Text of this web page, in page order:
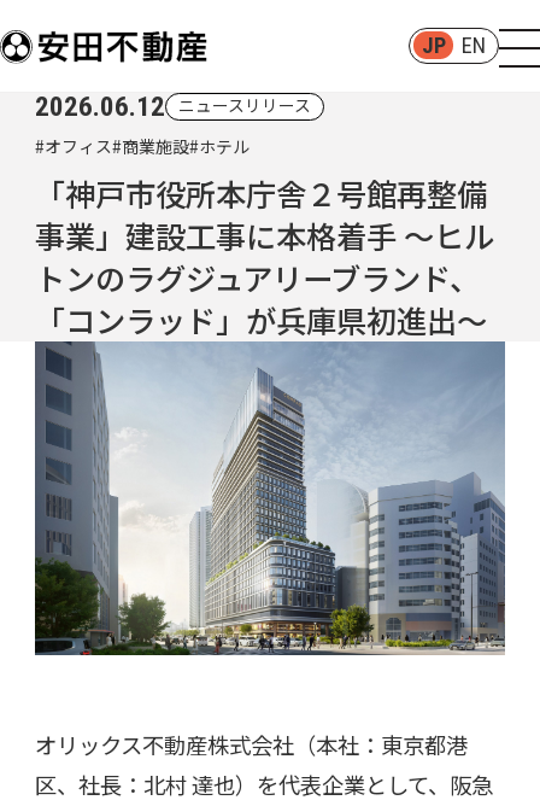
JP EN
2026.06.12
ニュースリリース
#オフィス#商業施設#ホテル
「神戸市役所本庁舎２号館再整備
事業」建設工事に本格着手 ～ヒル
トンのラグジュアリーブランド、
「コンラッド」が兵庫県初進出～
オリックス不動産株式会社（本社：東京都港
区、社長：北村 達也）を代表企業として、阪急